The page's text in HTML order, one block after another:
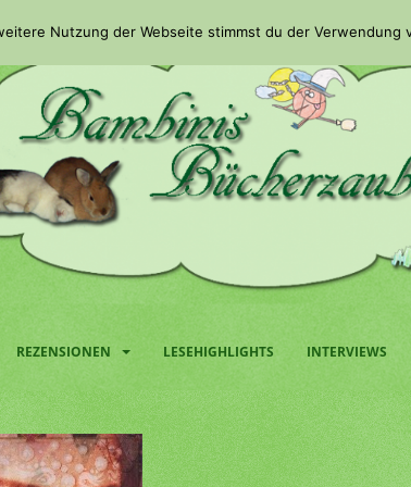
REZENSIONEN LESEHIGHLIGHTS INTERVIEWS
Nutzung der Webseite stimmst du der Verwendung